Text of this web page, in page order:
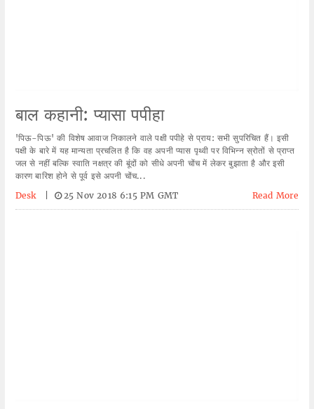
बाल कहानी: प्यासा पपीहा
'पिऊ-पिऊ' की विशेष आवाज निकालने वाले पक्षी पपीहे से प्राय: सभी सुपरिचित हैं। इसी
पक्षी के बारे में यह मान्यता प्रचलित है कि वह अपनी प्यास पृथ्वी पर विभिन्न स्रोतों से प्राप्त
जल से नहीं बल्कि स्वाति नक्षत्र की बूंदों को सीधे अपनी चोंच में लेकर बुझाता है और इसी
कारण बारिश होने से पूर्व इसे अपनी चोंच...
Desk
25 Nov 2018 6:15 PM GMT Read More